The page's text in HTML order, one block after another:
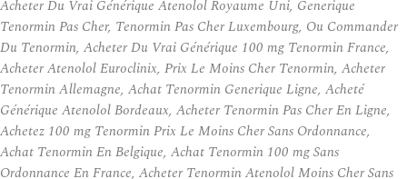
Acheter Du Vrai Générique Atenolol Royaume Uni, Generique
Tenormin Pas Cher, Tenormin Pas Cher Luxembourg, Ou Commander
Du Tenormin, Acheter Du Vrai Générique 100 mg Tenormin France,
Acheter Atenolol Euroclinix, Prix Le Moins Cher Tenormin, Acheter
Tenormin Allemagne, Achat Tenormin Generique Ligne, Acheté
Générique Atenolol Bordeaux, Acheter Tenormin Pas Cher En Ligne,
Achetez 100 mg Tenormin Prix Le Moins Cher Sans Ordonnance,
Achat Tenormin En Belgique, Achat Tenormin 100 mg Sans
Ordonnance En France, Acheter Tenormin Atenolol Moins Cher Sans